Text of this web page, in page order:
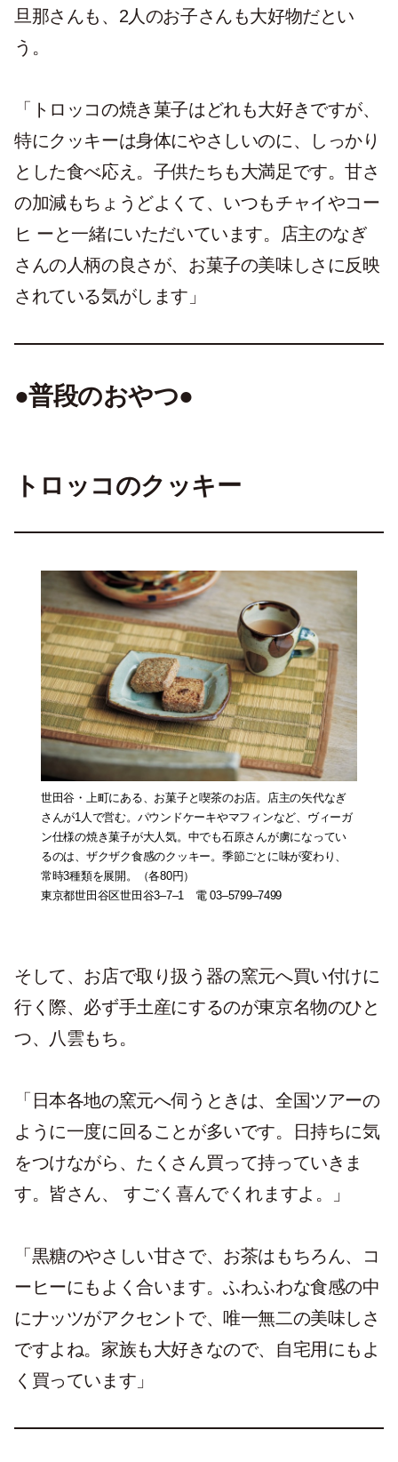
旦那さんも、2人のお子さんも大好物だとい
う。
「トロッコの焼き菓子はどれも大好きですが、
特にクッキーは身体にやさしいのに、しっかり
とした食べ応え。子供たちも大満足です。甘さ
の加減もちょうどよくて、いつもチャイやコー
ヒ ーと一緒にいただいています。店主のなぎ
さんの人柄の良さが、お菓子の美味しさに反映
されている気がします」
●普段のおやつ●
トロッコのクッキー
世田谷・上町にある、お菓子と喫茶のお店。店主の矢代なぎ
さんが1人で営む。パウンドケーキやマフィンなど、ヴィーガ
ン仕様の焼き菓子が大人気。中でも石原さんが虜になってい
るのは、ザクザク食感のクッキー。季節ごとに味が変わり、
常時3種類を展開。（各80円）
東京都世田谷区世田谷3–7–1 電 03–5799–7499
そして、お店で取り扱う器の窯元へ買い付けに
行く際、必ず手土産にするのが東京名物のひと
つ、八雲もち。
「日本各地の窯元へ伺うときは、全国ツアーの
ように一度に回ることが多いです。日持ちに気
をつけながら、たくさん買って持っていきま
す。皆さん、 すごく喜んでくれますよ。」
「黒糖のやさしい甘さで、お茶はもちろん、コ
ーヒーにもよく合います。ふわふわな食感の中
にナッツがアクセントで、唯一無二の美味しさ
ですよね。家族も大好きなので、自宅用にもよ
く買っています」